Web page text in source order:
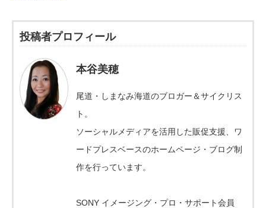
投稿者プロフィール
本谷美穂
尾道・しまなみ海道のブロガー＆サイクリス
ト。
ソーシャルメディアを活用した販促支援、ワ
ードプレスベースのホームページ・ブログ制
作を行っています。
SONY イメージング・プロ・サポート会員